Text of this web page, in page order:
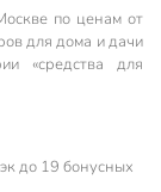
по ценам от
для дома и дачи
«средства для
до 19 бонусных